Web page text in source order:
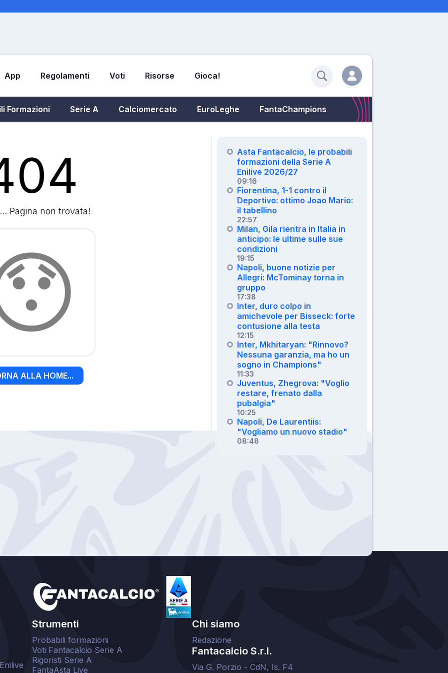
App Regolamenti Voti Risorse Gioca!
Formazioni Serie A Calciomercato EuroLeghe FantaChampions
Pagina non trovata!
ALLA HOME...
Asta Fantacalcio, le probabili
formazioni della Serie A
Enilive 2026/27
09:16
Fiorentina, 1-1 contro il
Deportivo: ottimo Joao Mario:
il tabellino
22:57
Milan, Gila rientra in Italia in
anticipo: le ultime sulle sue
condizioni
19:15
Napoli, buone notizie per
Allegri: McTominay torna in
gruppo
17:38
Inter, duro colpo in
amichevole per Bisseck: forte
contusione alla testa
12:15
Inter, Mkhitaryan: "Rinnovo?
Nessuna garanzia, ma ho un
sogno in Champions"
11:33
Juventus, Zhegrova: "Voglio
restare, frenato dalla
pubalgia"
10:25
Napoli, De Laurentiis:
"Vogliamo un nuovo stadio"
08:48
Strumenti
Probabili formazioni
Voti Fantacalcio Serie A
Rigoristi Serie A
FantaAsta Live
Chi siamo
Redazione
Fantacalcio S.r.l.
Via G. Porzio - CdN, Is. F4